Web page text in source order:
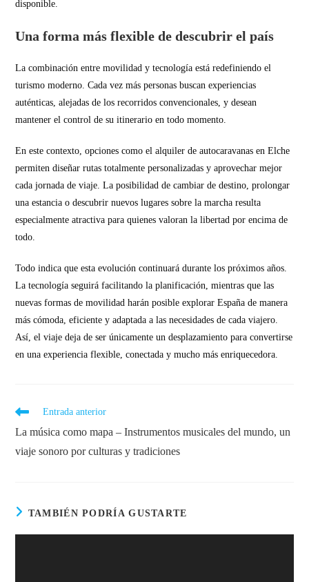
disponible.
Una forma más flexible de descubrir el país
La combinación entre movilidad y tecnología está redefiniendo el
turismo moderno. Cada vez más personas buscan experiencias
auténticas, alejadas de los recorridos convencionales, y desean
mantener el control de su itinerario en todo momento.
En este contexto, opciones como el alquiler de autocaravanas en Elche
permiten diseñar rutas totalmente personalizadas y aprovechar mejor
cada jornada de viaje. La posibilidad de cambiar de destino, prolongar
una estancia o descubrir nuevos lugares sobre la marcha resulta
especialmente atractiva para quienes valoran la libertad por encima de
todo.
Todo indica que esta evolución continuará durante los próximos años.
La tecnología seguirá facilitando la planificación, mientras que las
nuevas formas de movilidad harán posible explorar España de manera
más cómoda, eficiente y adaptada a las necesidades de cada viajero.
Así, el viaje deja de ser únicamente un desplazamiento para convertirse
en una experiencia flexible, conectada y mucho más enriquecedora.
Entrada anterior
La música como mapa – Instrumentos musicales del mundo, un
viaje sonoro por culturas y tradiciones
TAMBIÉN PODRÍA GUSTARTE